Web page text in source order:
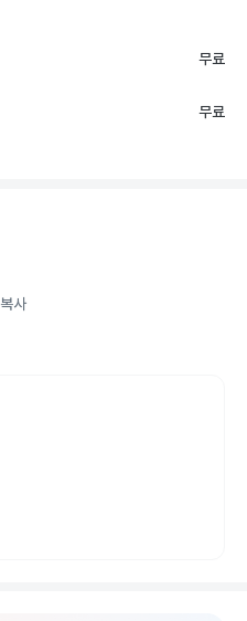
무료
무료
복사